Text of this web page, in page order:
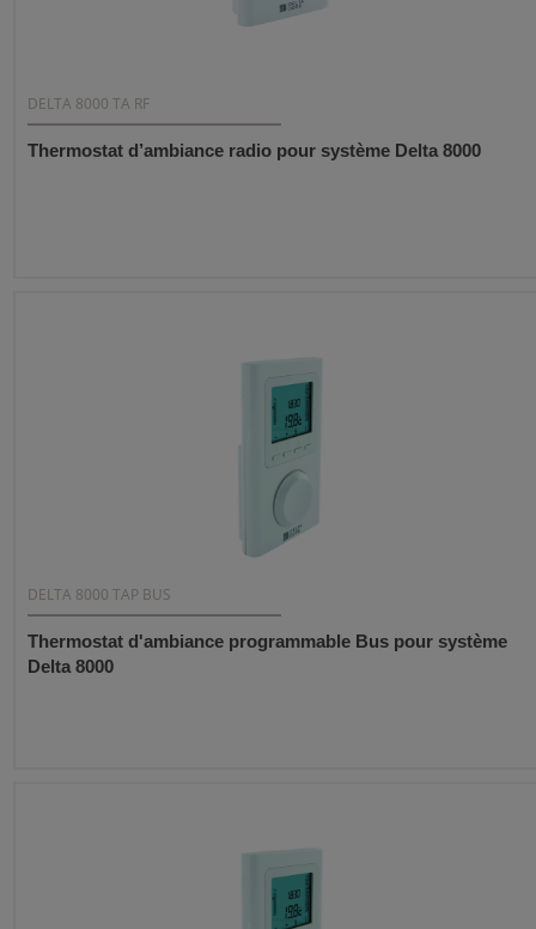
DELTA 8000 TA RF
Thermostat d’ambiance radio pour système Delta 8000
DELTA 8000 TAP BUS
Thermostat d'ambiance programmable Bus pour système
Delta 8000